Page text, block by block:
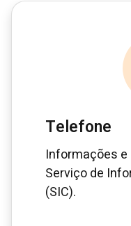
Telefone
Informações
Serviço de
(SIC).